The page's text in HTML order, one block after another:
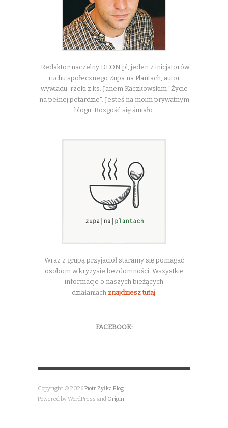
Redaktor naczelny DEON.pl, jeden z inicjatorów
ruchu społecznego Zupa na Plantach, autor
wywiadu-rzeki z ks. Janem Kaczkowskim "Życie
na pełnej petardzie". Jesteś na moim prywatnym
blogu. Rozgość się śmiało.
Wraz z grupą przyjaciół staramy się pomagać
osobom w kryzysie bezdomności. Wszystkie
informacje o naszych bieżących
działaniach znajdziesz tutaj.
FACEBOOK:
Copyright © 2026Piotr Żyłka Blog
Powered by WordPress and Origin